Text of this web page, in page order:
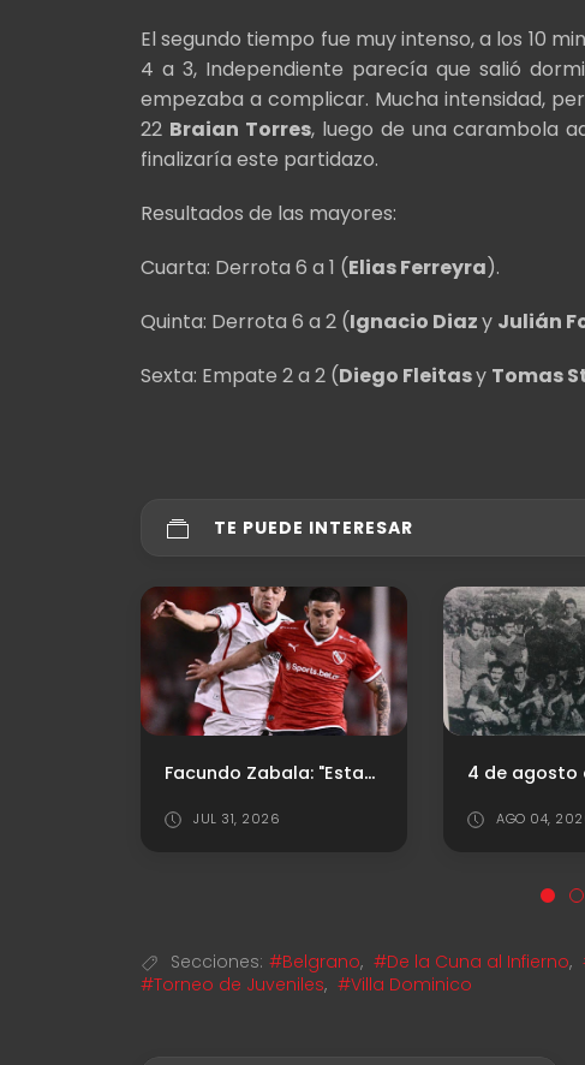
El segundo tiempo fue muy intenso, a los 10
4 a 3, Independiente parecía que salió
empezaba a complicar. Mucha intensidad,
22 Braian Torres, luego de una carambola
finalizaría este partidazo.
Resultados de las mayores:
Cuarta: Derrota 6 a 1 (Elias Ferreyra).
Quinta: Derrota 6 a 2 (Ignacio Diazy Julián
Sexta: Empate 2 a 2 (Diego Fleitasy Tomas
TE PUEDE INTERESAR
4 de agosto de 1904: nace el "Rey de Copas"
AGO 04, 2026 AGO 06,
Secciones: #Belgrano, #De la Cuna al Infierno,
#Torneo de Juveniles, #Villa Dominico